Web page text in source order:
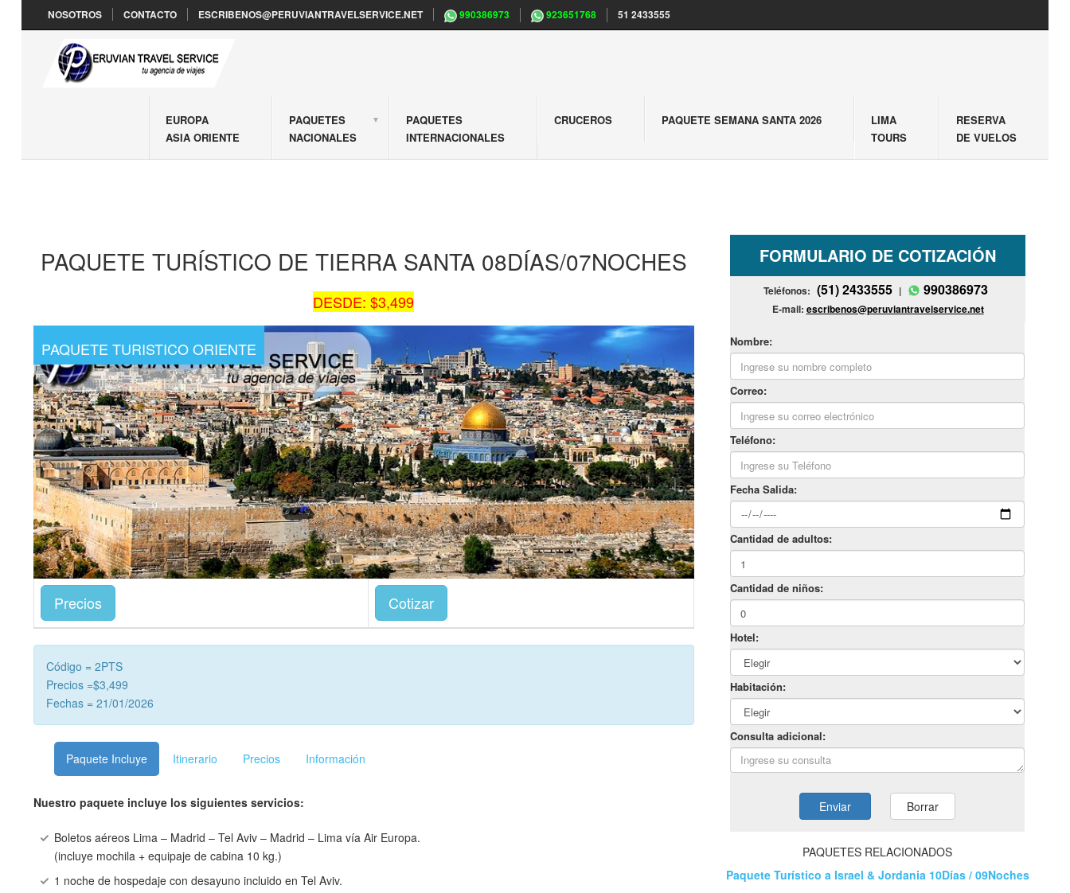
NOSOTROS CONTACTO ESCRIBENOS@PERUVIANTRAVELSERVICE.NET 990386973 923651768 51 2433555
EUROPA
ASIA ORIENTE
PAQUETES
NACIONALES
PAQUETES
INTERNACIONALES
CRUCEROS PAQUETE SEMANA SANTA 2026
LIMA
TOURS
RESERVA
DE VUELOS
PAQUETE TURÍSTICO DE TIERRA SANTA 08DÍAS/07NOCHES
DESDE: $3,499
PAQUETE TURISTICO ORIENTE
Precios Cotizar
Código = 2PTS
Precios =$3,499
Fechas = 21/01/2026
Paquete Incluye Itinerario Precios Información
Nuestro paquete incluye los siguientes servicios:
Boletos aéreos Lima – Madrid – Tel Aviv – Madrid – Lima vía Air Europa.
(incluye mochila + equipaje de cabina 10 kg.)
1 noche de hospedaje con desayuno incluido en Tel Aviv.
FORMULARIO DE COTIZACIÓN
Teléfonos: (51) 2433555 | 990386973
E-mail: escribenos@peruviantravelservice.net
PAQUETES RELACIONADOS
Paquete Turístico a Israel & Jordania 10Días / 09Noches